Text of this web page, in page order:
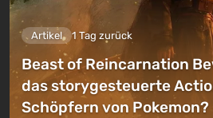
Artikel 1 Tag zurück
Beast of Reincarnation
das storygesteuerte
Schöpfern von Pokemon?